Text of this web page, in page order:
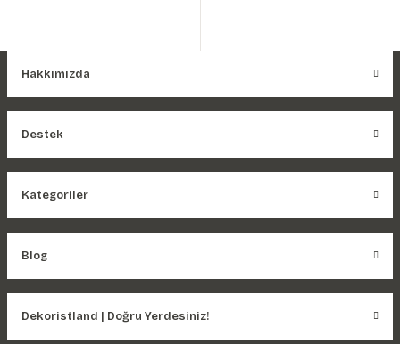
Hakkımızda
Destek
Kategoriler
Blog
Dekoristland | Doğru Yerdesiniz!